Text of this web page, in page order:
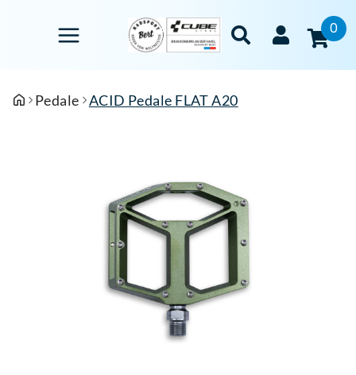
0
Pedale ACID Pedale FLAT A20